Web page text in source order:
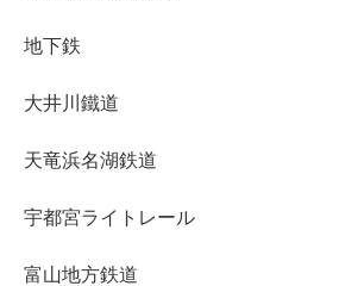
地下鉄
大井川鐵道
天竜浜名湖鉄道
宇都宮ライトレール
富山地方鉄道